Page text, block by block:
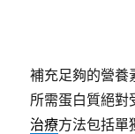
補充足夠的營養
所需蛋白質絕對
治療方法包括單